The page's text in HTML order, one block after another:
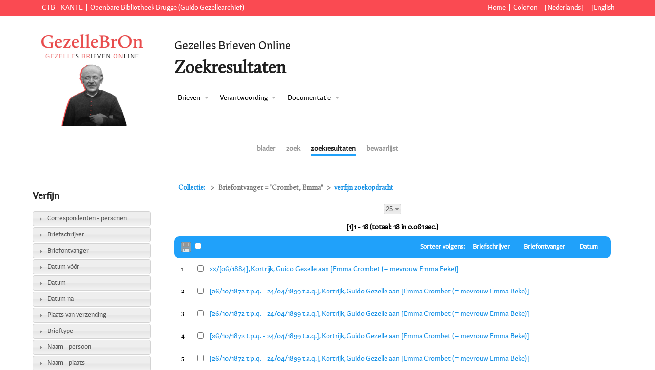
CTB - KANTL Openbare Bibliotheek Brugge (Guido Gezellearchief) Home Colofon [Nederlands] [English]
Gezelles Brieven Online
Zoekresultaten
Brieven Verantwoording Documentatie
blader zoek zoekresultaten bewaarlijst
Collectie: Briefontvanger = "Crombet, Emma" verfijn zoekopdracht
25
[1]1 - 18 (totaal: 18 in 0.061 sec.)
Sorteer volgens: Briefschrijver Briefontvanger Datum
1 xx/[06/1884], Kortrijk, Guido Gezelle aan [Emma Crombet (= mevrouw Emma Beke)]
2 [26/10/1872 t.p.q. - 24/04/1899 t.a.q.], Kortrijk, Guido Gezelle aan [Emma Crombet (= mevrouw Emma Beke)]
3 [26/10/1872 t.p.q. - 24/04/1899 t.a.q.], Kortrijk, Guido Gezelle aan [Emma Crombet (= mevrouw Emma Beke)]
4 [26/10/1872 t.p.q. - 24/04/1899 t.a.q.], Kortrijk, Guido Gezelle aan [Emma Crombet (= mevrouw Emma Beke)]
5 [26/10/1872 t.p.q. - 24/04/1899 t.a.q.], Kortrijk, Guido Gezelle aan [Emma Crombet (= mevrouw Emma Beke)]
Verfijn
Correspondenten - personen
Briefschrijver
Briefontvanger
Datum vóór
Datum
Datum na
Plaats van verzending
Brieftype
Naam - persoon
Naam - plaats